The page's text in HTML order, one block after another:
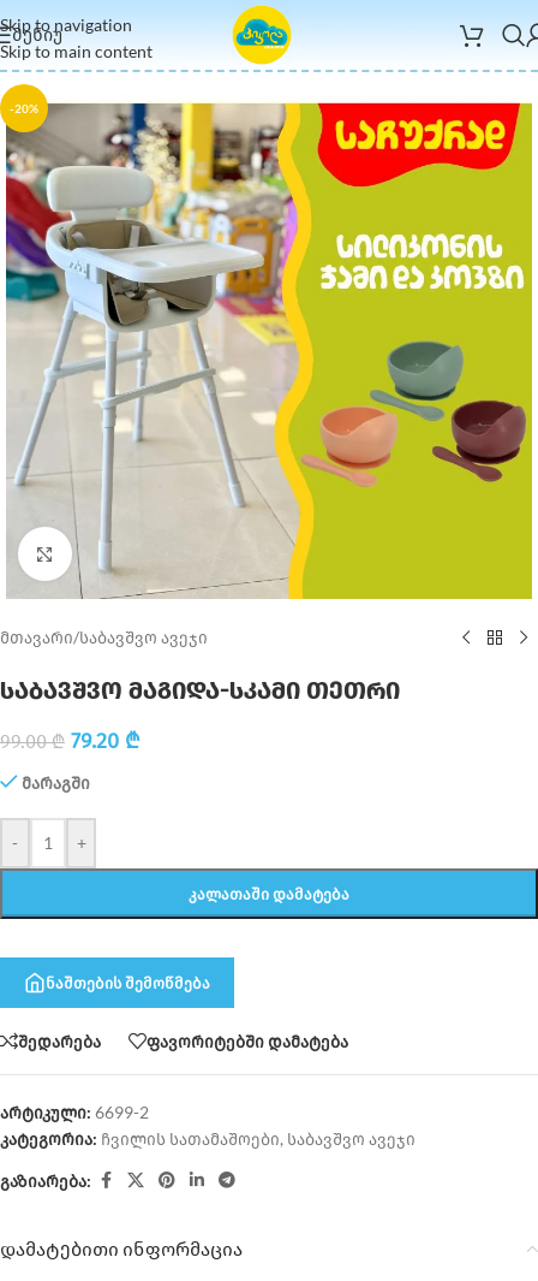
Skip to navigation
Skip to main content
ᲛᲔᲜᲘᲣ
-20%
Click to enlarge
მთავარი/საბავშვო ავეჯი
საბავშვო მაგიდა-სკამი თეთრი
99.00₾ 79.20 ₾
მარაგში
- +
ᲙᲐᲚᲐᲗᲐᲨᲘ ᲓᲐᲛᲐᲢᲔᲑᲐ
ნაშთების შემოწმება
შედარება ფავორიტებში დამატება
არტიკული: 6699-2
კატეგორია: ჩვილის სათამაშოები, საბავშვო ავეჯი
გაზიარება:
დამატებითი ინფორმაცია